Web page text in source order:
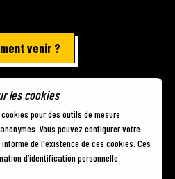
venir ?
du site - Gestion des cookies
les cookies
pour des outils de mesure
Vous pouvez configurer votre
de l'existence de ces cookies. Ces
d’identification personnelle.